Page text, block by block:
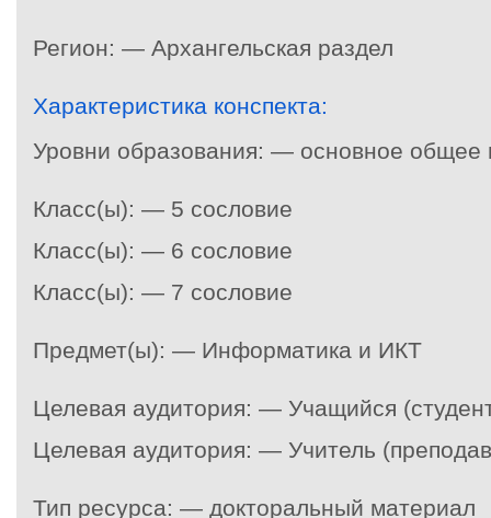
Регион: — Архангельская раздел
Характеристика конспекта:
Уровни образования: — основное общее
Класс(ы): — 5 сословие
Класс(ы): — 6 сословие
Класс(ы): — 7 сословие
Предмет(ы): — Информатика и ИКТ
Целевая аудитория: — Учащийся
Целевая аудитория: — Учитель
Тип ресурса: — докторальный материал